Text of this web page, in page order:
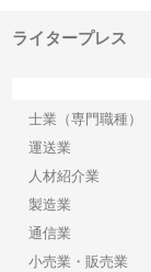
ライタープレス
士業（専門職種）
運送業
人材紹介業
製造業
通信業
小売業・販売業